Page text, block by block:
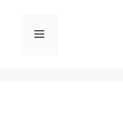
القائمة